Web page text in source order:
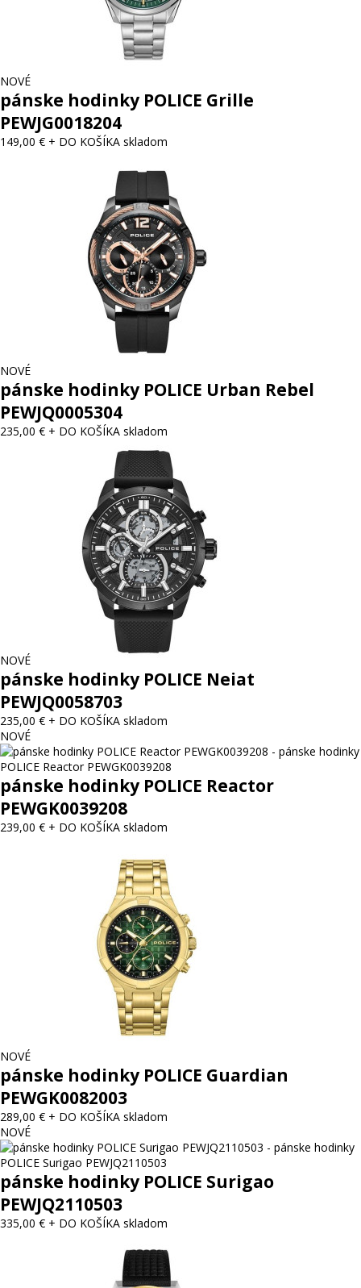
NOVÉ
pánske hodinky POLICE Grille
PEWJG0018204
149,00 € + DO KOŠÍKA skladom
NOVÉ
pánske hodinky POLICE Urban Rebel
PEWJQ0005304
235,00 € + DO KOŠÍKA skladom
NOVÉ
pánske hodinky POLICE Neiat
PEWJQ0058703
235,00 € + DO KOŠÍKA skladom
NOVÉ
pánske hodinky POLICE Reactor
PEWGK0039208
239,00 € + DO KOŠÍKA skladom
NOVÉ
pánske hodinky POLICE Guardian
PEWGK0082003
289,00 € + DO KOŠÍKA skladom
NOVÉ
pánske hodinky POLICE Surigao
PEWJQ2110503
335,00 € + DO KOŠÍKA skladom